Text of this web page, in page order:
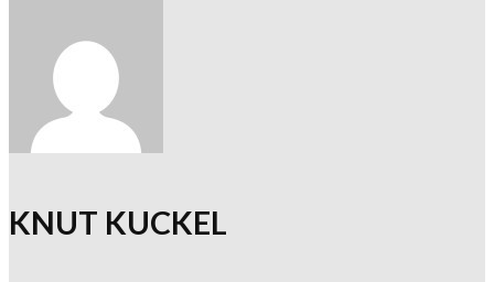
KNUT KUCKEL